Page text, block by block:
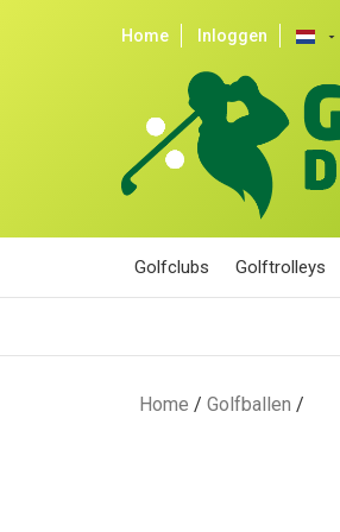
Home Inloggen arrow_drop_down
Golfclubs Golftrolleys
Home / Golfballen /